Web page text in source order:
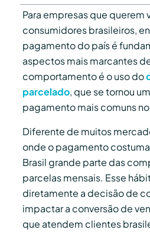
Para empresas que querem
consumidores brasileiros,
pagamento do país é
aspectos mais marcantes
comportamento é o uso do
parcelado, que se tornou
pagamento mais comuns no
Diferente de muitos
onde o pagamento
Brasil grande parte das
parcelas mensais. Esse
diretamente a decisão de
impactar a conversão de
que atendem clientes